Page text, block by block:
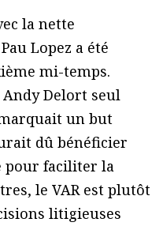
la nette
Lopez a été
mi-temps.
Andy Delort seul
un but
dû bénéficier
pour faciliter la
le VAR est plutôt
litigieuses